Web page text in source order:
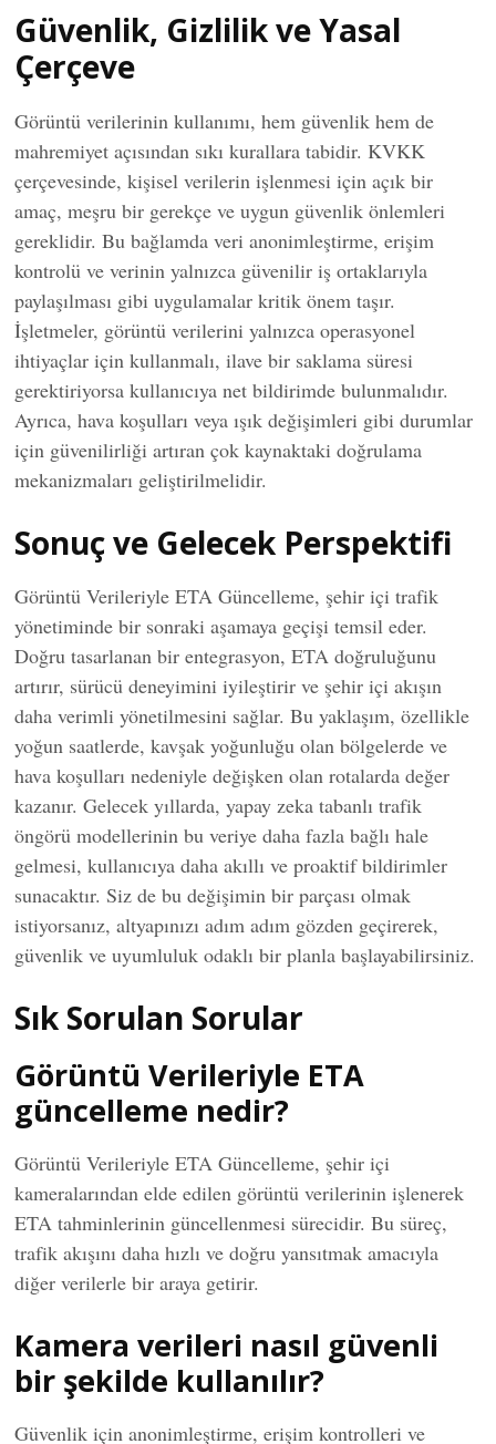
Güvenlik, Gizlilik ve Yasal
Çerçeve
Görüntü verilerinin kullanımı, hem güvenlik hem de
mahremiyet açısından sıkı kurallara tabidir. KVKK
çerçevesinde, kişisel verilerin işlenmesi için açık bir
amaç, meşru bir gerekçe ve uygun güvenlik önlemleri
gereklidir. Bu bağlamda veri anonimleştirme, erişim
kontrolü ve verinin yalnızca güvenilir iş ortaklarıyla
paylaşılması gibi uygulamalar kritik önem taşır.
İşletmeler, görüntü verilerini yalnızca operasyonel
ihtiyaçlar için kullanmalı, ilave bir saklama süresi
gerektiriyorsa kullanıcıya net bildirimde bulunmalıdır.
Ayrıca, hava koşulları veya ışık değişimleri gibi durumlar
için güvenilirliği artıran çok kaynaktaki doğrulama
mekanizmaları geliştirilmelidir.
Sonuç ve Gelecek Perspektifi
Görüntü Verileriyle ETA Güncelleme, şehir içi trafik
yönetiminde bir sonraki aşamaya geçişi temsil eder.
Doğru tasarlanan bir entegrasyon, ETA doğruluğunu
artırır, sürücü deneyimini iyileştirir ve şehir içi akışın
daha verimli yönetilmesini sağlar. Bu yaklaşım, özellikle
yoğun saatlerde, kavşak yoğunluğu olan bölgelerde ve
hava koşulları nedeniyle değişken olan rotalarda değer
kazanır. Gelecek yıllarda, yapay zeka tabanlı trafik
öngörü modellerinin bu veriye daha fazla bağlı hale
gelmesi, kullanıcıya daha akıllı ve proaktif bildirimler
sunacaktır. Siz de bu değişimin bir parçası olmak
istiyorsanız, altyapınızı adım adım gözden geçirerek,
güvenlik ve uyumluluk odaklı bir planla başlayabilirsiniz.
Sık Sorulan Sorular
Görüntü Verileriyle ETA
güncelleme nedir?
Görüntü Verileriyle ETA Güncelleme, şehir içi
kameralarından elde edilen görüntü verilerinin işlenerek
ETA tahminlerinin güncellenmesi sürecidir. Bu süreç,
trafik akışını daha hızlı ve doğru yansıtmak amacıyla
diğer verilerle bir araya getirir.
Kamera verileri nasıl güvenli
bir şekilde kullanılır?
Güvenlik için anonimleştirme, erişim kontrolleri ve